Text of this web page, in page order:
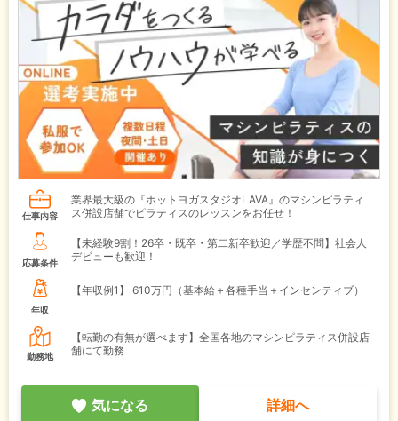
仕事内容
業界最大級の『ホットヨガスタジオLAVA』のマシンピラティ
ス併設店舗でピラティスのレッスンをお任せ！
応募条件
【未経験9割！26卒・既卒・第二新卒歓迎／学歴不問】社会人
デビューも歓迎！
年収
【年収例1】 610万円（基本給＋各種手当＋インセンティブ）
勤務地
【転勤の有無が選べます】全国各地のマシンピラティス併設店
舗にて勤務
気になる 詳細へ